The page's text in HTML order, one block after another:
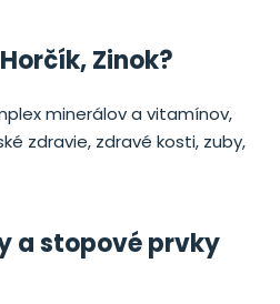
Zinok?
minerálov a vitamínov,
zdravie, zdravé kosti, zuby,
a stopové prvky